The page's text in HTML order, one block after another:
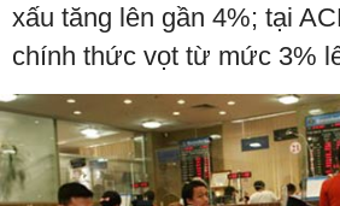
xấu tăng lên gần 4%; tại
chính thức vọt từ mức 3%